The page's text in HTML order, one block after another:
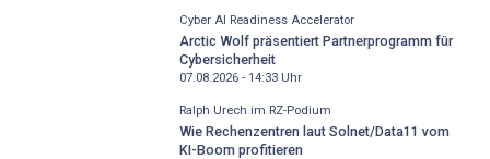
Cyber AI Readiness Accelerator
Arctic Wolf präsentiert Partnerprogramm für
Cybersicherheit
07.08.2026 - 14:33Uhr
Ralph Urech im RZ-Podium
Wie Rechenzentren laut Solnet/Data11 vom
KI-Boom profitieren